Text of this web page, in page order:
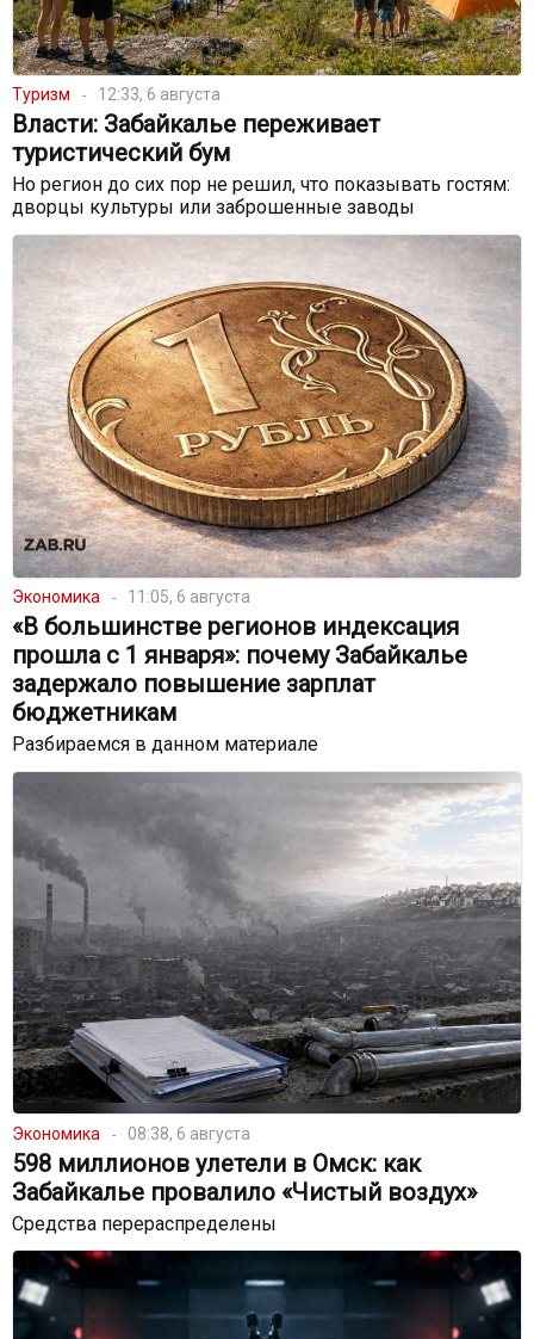
Туризм 12:33, 6 августа
Власти: Забайкалье переживает
туристический бум
Но регион до сих пор не решил, что показывать гостям:
дворцы культуры или заброшенные заводы
Экономика 11:05, 6 августа
«В большинстве регионов индексация
прошла с 1 января»: почему Забайкалье
задержало повышение зарплат
бюджетникам
Разбираемся в данном материале
Экономика 08:38, 6 августа
598 миллионов улетели в Омск: как
Забайкалье провалило «Чистый воздух»
Средства перераспределены